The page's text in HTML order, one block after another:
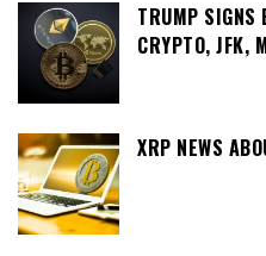
TRUMP SIGNS
CRYPTO, JFK,
XRP NEWS